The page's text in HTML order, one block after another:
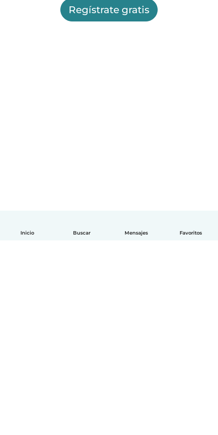
Inicio Buscar Mensajes Favoritos
Regístrate gratis